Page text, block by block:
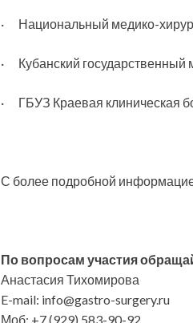
· Национальный медико-
· Кубанский государственный
· ГБУЗ Краевая клиническая
С более подробной
По вопросам участия
Анастасия Тихомирова
E-mail: info@gastro-surgery.ru
Моб: +7 (929) 583-90-92